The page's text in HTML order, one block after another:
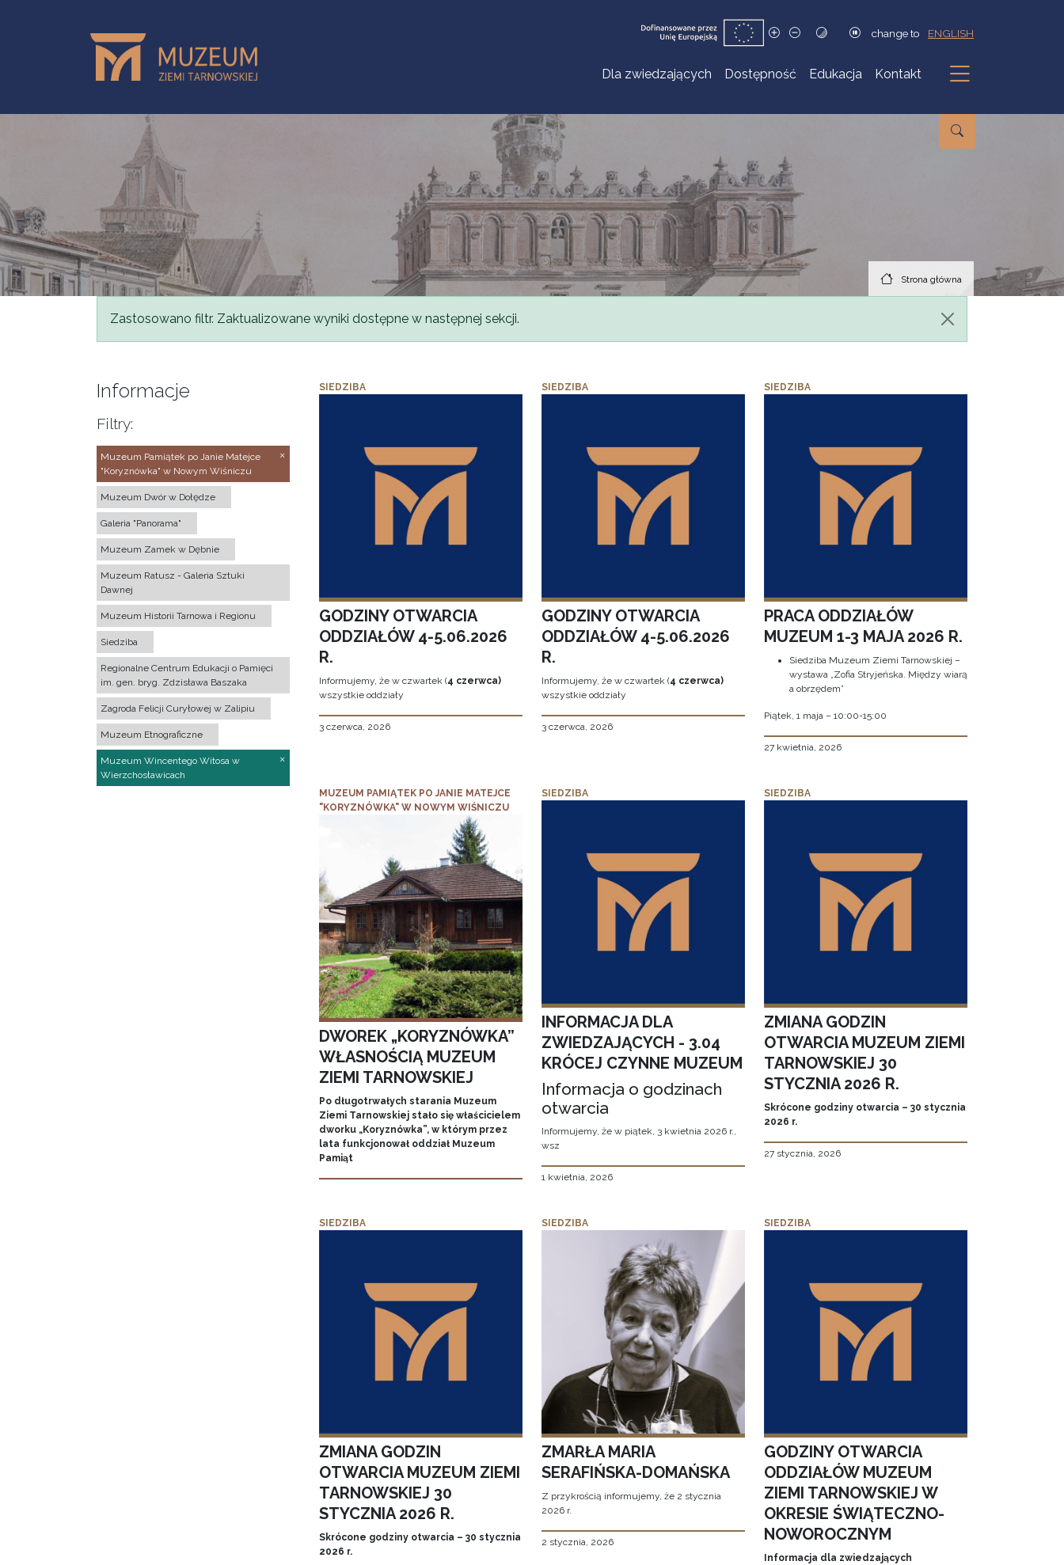
change to ENGLISH
Dla zwiedzających Dostępność Edukacja Kontakt
Podmenu
Strona główna
Komunikat
Zastosowano filtr. Zaktualizowane wyniki dostępne w następnej sekcji.
Informacje
Filtry:
Muzeum Pamiątek po Janie Matejce
"Koryznówka" w Nowym Wiśniczu
Muzeum Dwór w Dołędze
Galeria "Panorama"
Muzeum Zamek w Dębnie
Muzeum Ratusz - Galeria Sztuki
Dawnej
Muzeum Historii Tarnowa i Regionu
Siedziba
Regionalne Centrum Edukacji o Pamięci
im. gen. bryg. Zdzisława Baszaka
Zagroda Felicji Curyłowej w Zalipiu
Muzeum Etnograficzne
Muzeum Wincentego Witosa w
Wierzchosławicach
SIEDZIBA
GODZINY OTWARCIA
ODDZIAŁÓW 4-5.06.2026
R.
Informujemy, że w czwartek (4 czerwca)
wszystkie oddziały
3 czerwca, 2026
SIEDZIBA
GODZINY OTWARCIA
ODDZIAŁÓW 4-5.06.2026
R.
Informujemy, że w czwartek (4 czerwca)
wszystkie oddziały
3 czerwca, 2026
SIEDZIBA
PRACA ODDZIAŁÓW
MUZEUM 1-3 MAJA 2026 R.
Siedziba Muzeum Ziemi Tarnowskiej –
wystawa „Zofia Stryjeńska. Między wiarą
a obrzędem”
Piątek, 1 maja – 10:00-15:00
27 kwietnia, 2026
MUZEUM PAMIĄTEK PO JANIE MATEJCE
"KORYZNÓWKA" W NOWYM WIŚNICZU
DWOREK „KORYZNÓWKA”
WŁASNOŚCIĄ MUZEUM
ZIEMI TARNOWSKIEJ
Po długotrwałych starania Muzeum
Ziemi Tarnowskiej stało się właścicielem
dworku „Koryznówka”, w którym przez
lata funkcjonował oddział Muzeum
Pamiąt
SIEDZIBA
INFORMACJA DLA
ZWIEDZAJĄCYCH - 3.04
KRÓCEJ CZYNNE MUZEUM
Informacja o godzinach
otwarcia
Informujemy, że w piątek, 3 kwietnia 2026 r.,
wsz
1 kwietnia, 2026
SIEDZIBA
ZMIANA GODZIN
OTWARCIA MUZEUM ZIEMI
TARNOWSKIEJ 30
STYCZNIA 2026 R.
Skrócone godziny otwarcia – 30 stycznia
2026 r.
27 stycznia, 2026
SIEDZIBA
ZMIANA GODZIN
OTWARCIA MUZEUM ZIEMI
TARNOWSKIEJ 30
STYCZNIA 2026 R.
Skrócone godziny otwarcia – 30 stycznia
2026 r.
SIEDZIBA
ZMARŁA MARIA
SERAFIŃSKA-DOMAŃSKA
Z przykrością informujemy, że 2 stycznia
2026 r.
2 stycznia, 2026
SIEDZIBA
GODZINY OTWARCIA
ODDZIAŁÓW MUZEUM
ZIEMI TARNOWSKIEJ W
OKRESIE ŚWIĄTECZNO-
NOWOROCZNYM
Informacja dla zwiedzających